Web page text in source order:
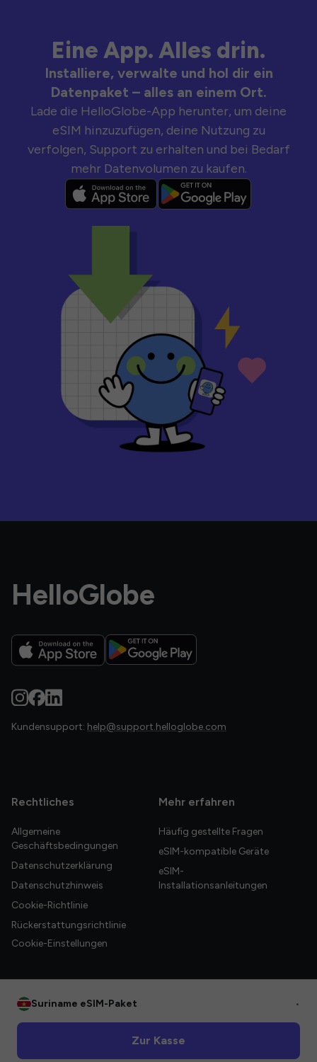
Eine App. Alles drin.
Installiere, verwalte und hol dir ein
Datenpaket – alles an einem Ort.
Lade die HelloGlobe-App herunter, um deine
eSIM hinzuzufügen, deine Nutzung zu
verfolgen, Support zu erhalten und bei Bedarf
mehr Datenvolumen zu kaufen.
HelloGlobe
Kundensupport: help@support.helloglobe.com
Rechtliches
Allgemeine
Geschäftsbedingungen
Datenschutzerklärung
Datenschutzhinweis
Cookie-Richtlinie
Rückerstattungsrichtlinie
Cookie-Einstellungen
Mehr erfahren
Häufig gestellte Fragen
eSIM-kompatible Geräte
eSIM-
Installationsanleitungen
Suriname eSIM-Paket •
Zur Kasse